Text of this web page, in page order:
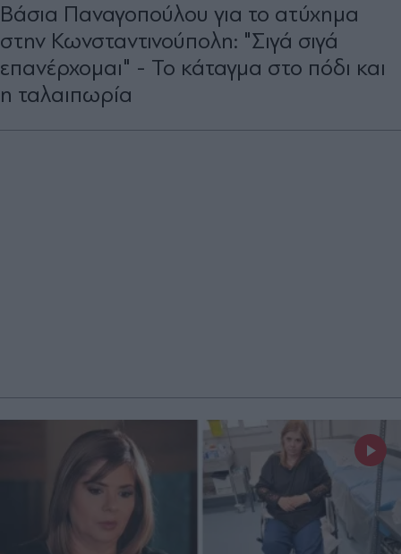
Βάσια Παναγοπούλου για το ατύχημα
στην Κωνσταντινούπολη: "Σιγά σιγά
επανέρχομαι" - Το κάταγμα στο πόδι και
η ταλαιπωρία